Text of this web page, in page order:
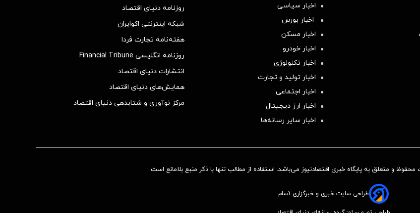
اخبار سیاسی
اخبار بورس
اخبار مسکن
اخبار خودرو
اخبار تکنولوژی
اخبار تولید و تجارت
اخبار اجتماعی
اخبار ارز دیجیتال
اخبار سایر رسانه‌‌ها
روزنامه دنیای اقتصاد
شبکه اینترنتی اکوایران
هفته‌نامه تجارت فردا
روزنامه انگلیسی Financial Tribune
انتشارات دنیای اقتصاد
همایش‌های دنیای اقتصاد
مرکز نوآوری و شتابدهی دنیای اقتصاد
و متعلق به پایگاه خبری اقتصادنیوز می‌باشد. استفاده از مطالب تنها با ذکر منبع بلامانع است
طراحی سایت خبری و خبرگزاری آسام